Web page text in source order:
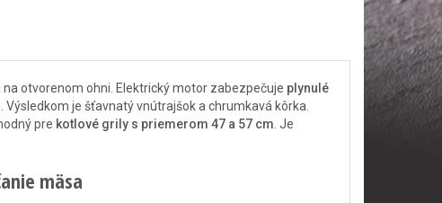
otvorenom ohni. Elektrický motor zabezpečuje plynulé
. Výsledkom je šťavnatý vnútrajšok a chrumkavá kôrka.
pre kotlové grily s priemerom 47 a 57 cm . Je
mäsa